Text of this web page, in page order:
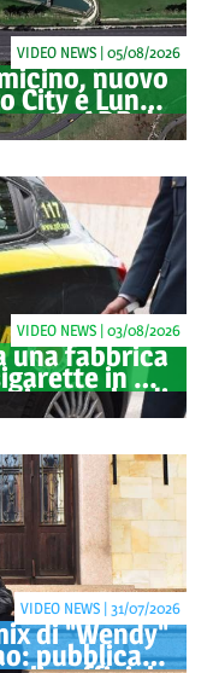
nuovo
City e Lunga
ADR da
40 milioni
VIDEO NEWS | 05/08/2026
una fabbrica
in via
1.350 kg di
tabacco
VIDEO NEWS | 03/08/2026
di "Wendy"
pubblicato
VIDEO NEWS | 31/07/2026